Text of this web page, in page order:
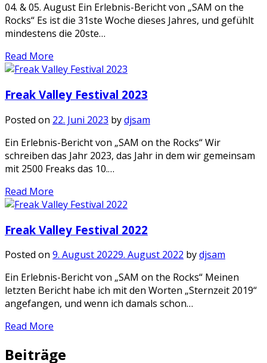
04. & 05. August Ein Erlebnis-Bericht von „SAM on the
Rocks“ Es ist die 31ste Woche dieses Jahres, und gefühlt
mindestens die 20ste…
Read More
Freak Valley Festival 2023
Posted on 22. Juni 2023 bydjsam
Ein Erlebnis-Bericht von „SAM on the Rocks“ Wir
schreiben das Jahr 2023, das Jahr in dem wir gemeinsam
mit 2500 Freaks das 10.…
Read More
Freak Valley Festival 2022
Posted on 9. August 20229. August 2022 bydjsam
Ein Erlebnis-Bericht von „SAM on the Rocks“ Meinen
letzten Bericht habe ich mit den Worten „Sternzeit 2019“
angefangen, und wenn ich damals schon…
Read More
Beiträge